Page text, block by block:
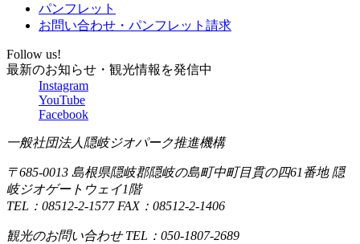
パンフレット
お問い合わせ・パンフレット請求
Follow us!
最新のお知らせ・観光情報を発信中
Instagram
YouTube
Facebook
一般社団法人隠岐ジオパーク推進機構
〒685-0013 島根県隠岐郡隠岐の島町中町目貫の四61番地 隠
岐ジオゲートウェイ1階
TEL：08512-2-1577 FAX：08512-2-1406
観光のお問い合わせ TEL：050-1807-2689